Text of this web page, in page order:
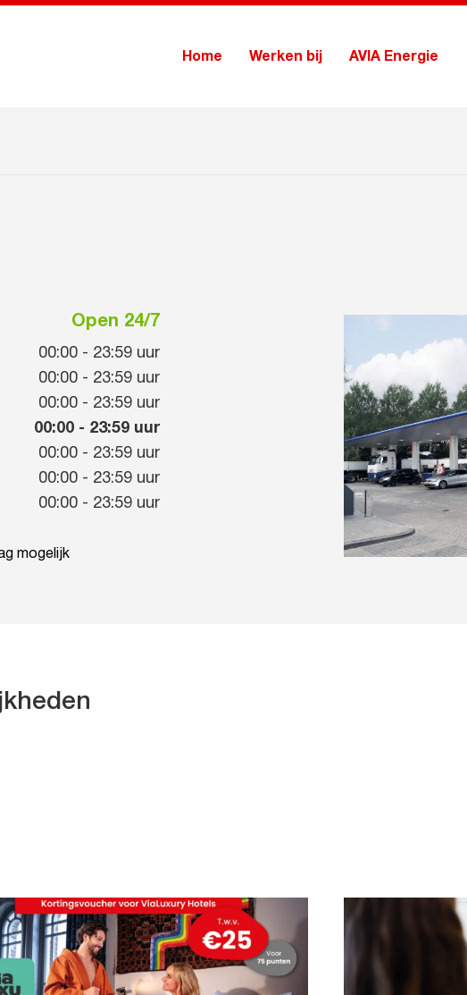
Home Werken bij AVIA Energie
Open 24/7
00:00 - 23:59 uur
00:00 - 23:59 uur
00:00 - 23:59 uur
00:00 - 23:59 uur
00:00 - 23:59 uur
00:00 - 23:59 uur
00:00 - 23:59 uur
mogelijk